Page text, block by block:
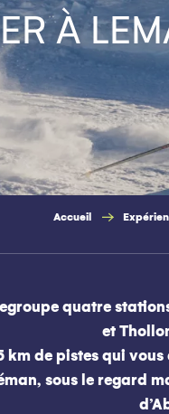
À
Accueil
quatre
et
km de pistes qui
sous le regard